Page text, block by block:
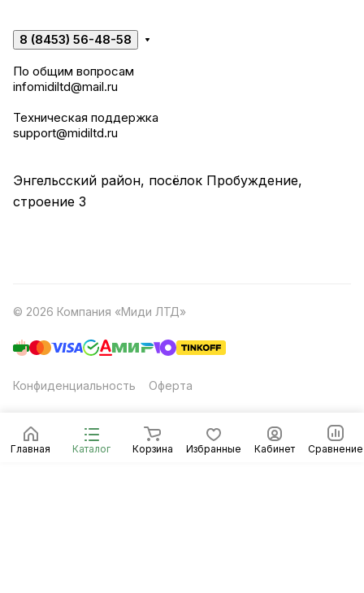
Главная Каталог Корзина Избранные Кабинет Сравнение
8 (8453) 56-48-58
По общим вопросам
infomidiltd@mail.ru
Техническая поддержка
support@midiltd.ru
Энгельсский район, посёлок Пробуждение,
строение 3
© 2026 Компания «Миди ЛТД»
Конфиденциальность Оферта